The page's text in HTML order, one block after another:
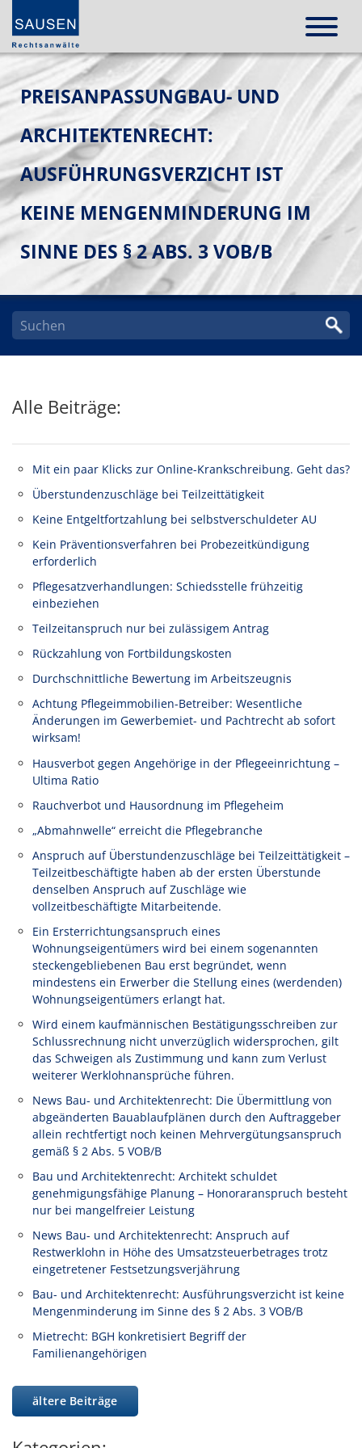
PREISANPASSUNGBAU- UND
ARCHITEKTENRECHT:
AUSFÜHRUNGSVERZICHT IST
KEINE MENGENMINDERUNG IM
SINNE DES § 2 ABS. 3 VOB/B
Alle Beiträge:
Mit ein paar Klicks zur Online-Krankschreibung. Geht das?
Überstundenzuschläge bei Teilzeittätigkeit
Keine Entgeltfortzahlung bei selbstverschuldeter AU
Kein Präventionsverfahren bei Probezeitkündigung
erforderlich
Pflegesatzverhandlungen: Schiedsstelle frühzeitig
einbeziehen
Teilzeitanspruch nur bei zulässigem Antrag
Rückzahlung von Fortbildungskosten
Durchschnittliche Bewertung im Arbeitszeugnis
Achtung Pflegeimmobilien-Betreiber: Wesentliche
Änderungen im Gewerbemiet- und Pachtrecht ab sofort
wirksam!
Hausverbot gegen Angehörige in der Pflegeeinrichtung –
Ultima Ratio
Rauchverbot und Hausordnung im Pflegeheim
„Abmahnwelle“ erreicht die Pflegebranche
Anspruch auf Überstundenzuschläge bei Teilzeittätigkeit –
Teilzeitbeschäftigte haben ab der ersten Überstunde
denselben Anspruch auf Zuschläge wie
vollzeitbeschäftigte Mitarbeitende.
Ein Ersterrichtungsanspruch eines
Wohnungseigentümers wird bei einem sogenannten
steckengebliebenen Bau erst begründet, wenn
mindestens ein Erwerber die Stellung eines (werdenden)
Wohnungseigentümers erlangt hat.
Wird einem kaufmännischen Bestätigungsschreiben zur
Schlussrechnung nicht unverzüglich widersprochen, gilt
das Schweigen als Zustimmung und kann zum Verlust
weiterer Werklohnansprüche führen.
News Bau- und Architektenrecht: Die Übermittlung von
abgeänderten Bauablaufplänen durch den Auftraggeber
allein rechtfertigt noch keinen Mehrvergütungsanspruch
gemäß § 2 Abs. 5 VOB/B
Bau und Architektenrecht: Architekt schuldet
genehmigungsfähige Planung – Honoraranspruch besteht
nur bei mangelfreier Leistung
News Bau- und Architektenrecht: Anspruch auf
Restwerklohn in Höhe des Umsatzsteuerbetrages trotz
eingetretener Festsetzungsverjährung
Bau- und Architektenrecht: Ausführungsverzicht ist keine
Mengenminderung im Sinne des § 2 Abs. 3 VOB/B
Mietrecht: BGH konkretisiert Begriff der
Familienangehörigen
ältere Beiträge